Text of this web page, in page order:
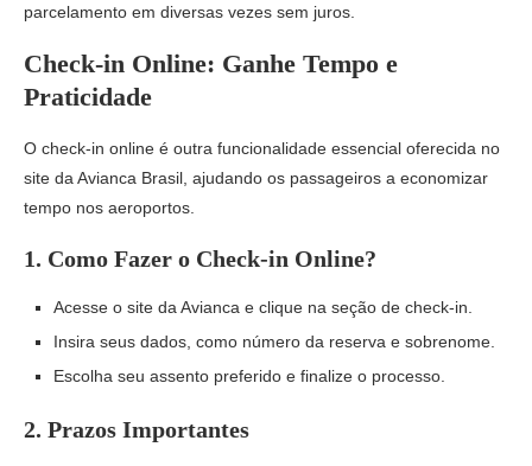
parcelamento em diversas vezes sem juros.
Check-in Online: Ganhe Tempo e
Praticidade
O check-in online é outra funcionalidade essencial oferecida no
site da Avianca Brasil, ajudando os passageiros a economizar
tempo nos aeroportos.
1. Como Fazer o Check-in Online?
Acesse o site da Avianca e clique na seção de check-in.
Insira seus dados, como número da reserva e sobrenome.
Escolha seu assento preferido e finalize o processo.
2. Prazos Importantes